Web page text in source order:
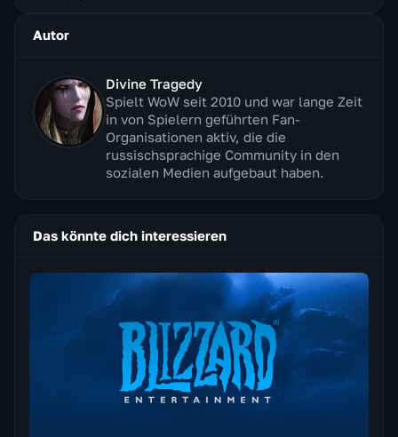
Autor
Divine Tragedy
Spielt WoW seit 2010 und war lange Zeit
in von Spielern geführten Fan-
Organisationen aktiv, die die
russischsprachige Community in den
sozialen Medien aufgebaut haben.
Das könnte dich interessieren